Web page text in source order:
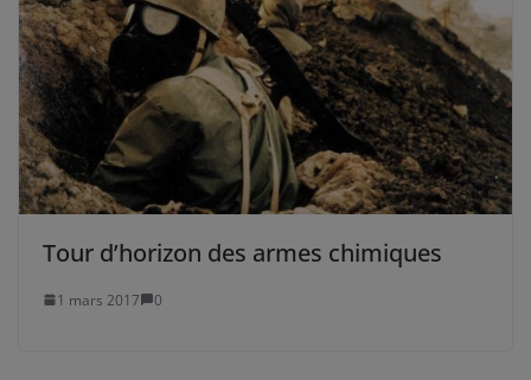
Tour d’horizon des armes chimiques
1 mars 2017 0